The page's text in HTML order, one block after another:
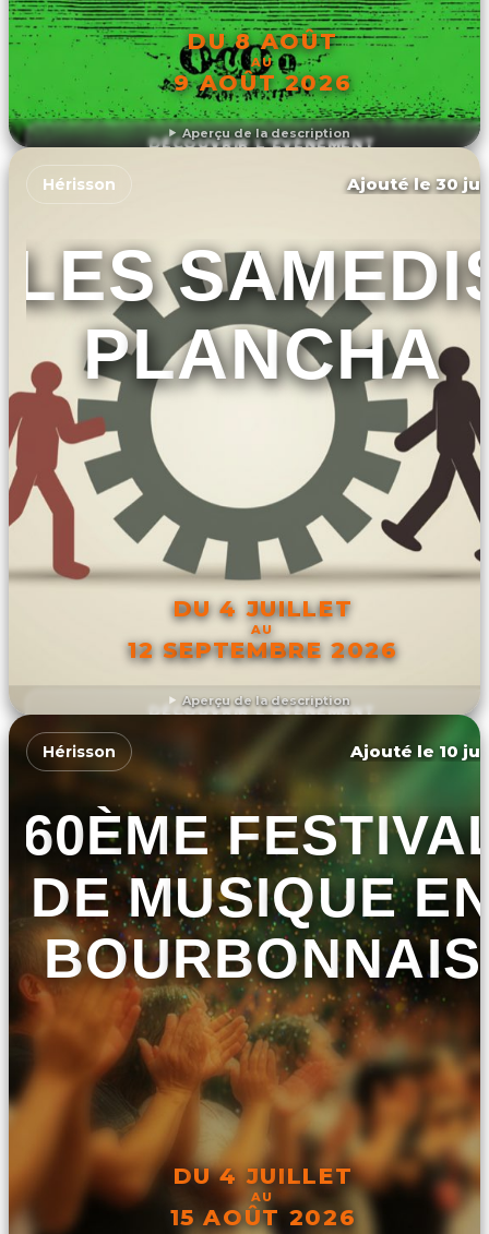
Aperçu de la description
DU 8 AOÛT
AU
9 AOÛT 2026
DÉCOUVRIR L'ÉVÉNEMENT
Aperçu de la description
Hérisson Ajouté le 30
LES
PLANCHA
DU 4 JUILLET
AU
12 SEPTEMBRE 2026
DÉCOUVRIR L'ÉVÉNEMENT
Hérisson Ajouté le 10
60ÈME
DE MUSIQUE
BOURBONNAIS
DU 4 JUILLET
AU
15 AOÛT 2026